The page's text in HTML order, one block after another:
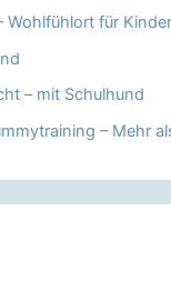
Wohlfühlort für
– mit Schulhund
– Mehr